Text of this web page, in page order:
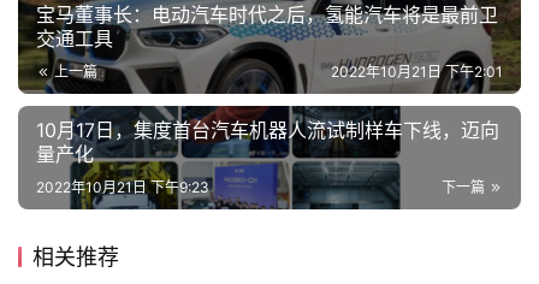
旅
行
家
讯
登录 注册
宝马董事长：电动汽车时代之后，氢能汽车将是最前卫
交通工具
上一篇 2022年10月21日 下午2:01
10月17日，集度首台汽车机器人流试制样车下线，迈向
量产化
下一篇
2022年10月21日 下午9:23
相关推荐